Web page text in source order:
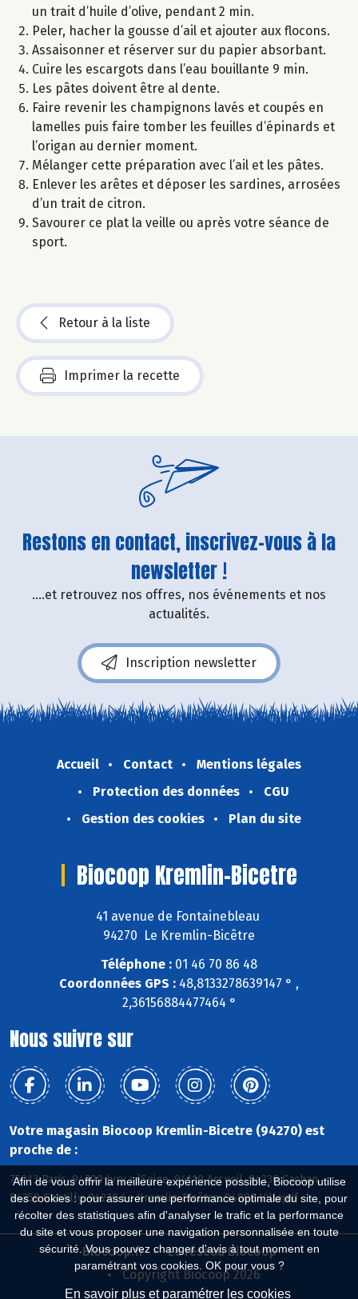
Afin de vous offrir la meilleure expérience possible, Biocoop utilise
des cookies : pour assurer une performance optimale du site, pour
récolter des statistiques afin d'analyser le trafic et la performance
du site et vous proposer une navigation personnalisée en toute
sécurité. Vous pouvez changer d'avis à tout moment en
paramétrant vos cookies. OK pour vous ?
En savoir plus et paramétrer les cookies
un trait d’huile d’olive, pendant 2 min.
Peler, hacher la gousse d’ail et ajouter aux flocons.
Assaisonner et réserver sur du papier absorbant.
Cuire les escargots dans l’eau bouillante 9 min.
Les pâtes doivent être al dente.
Faire revenir les champignons lavés et coupés en
lamelles puis faire tomber les feuilles d’épinards et
l’origan au dernier moment.
Mélanger cette préparation avec l’ail et les pâtes.
Enlever les arêtes et déposer les sardines, arrosées
d’un trait de citron.
Savourer ce plat la veille ou après votre séance de
sport.
Retour à la liste
Imprimer la recette
Restons en contact, inscrivez-vous à la
newsletter !
....et retrouvez nos offres, nos événements et nos
actualités.
Inscription newsletter
Accueil Contact
Mentions légales
Protection des données
CGU
Gestion des cookies
Plan du site
Biocoop Kremlin-Bicetre
41 avenue de Fontainebleau
94270 Le Kremlin-Bicêtre
Téléphone : 01 46 70 86 48
Coordonnées GPS : 48,8133278639147 ° ,
2,36156884477464 °
Nous suivre sur
Votre magasin Biocoop Kremlin-Bicetre (94270) est
proche de :
75013 Paris, 94200 Ivry s/Seine, 94110 Arcueil, 94230 Cachan,
94250 Gentilly, 94270 Le Kremlin-Bicêtre, 94800 Villejuif
Biocoop.fr
Le réseau Biocoop
Copyright Biocoop 2026